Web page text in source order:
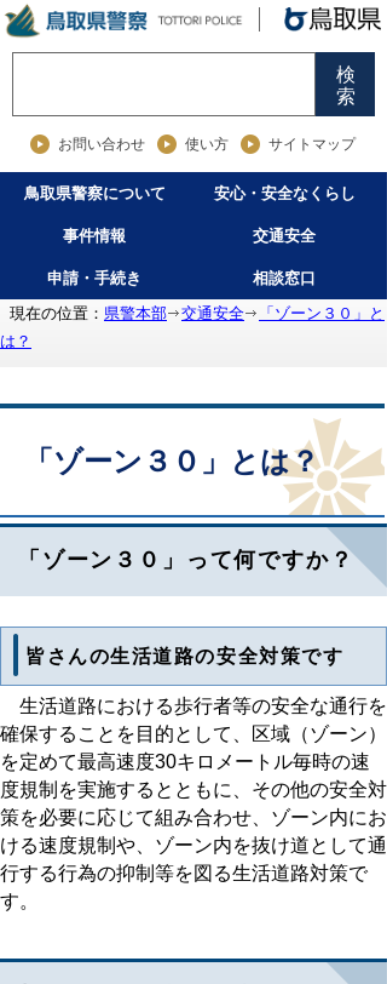
検
索
お問い合わせ 使い方 サイトマップ
鳥取県警察について 安心・安全なくらし
事件情報 交通安全
申請・手続き
相談窓口
現在の位置： 県警本部 交通安全
「ゾーン３０」と
は？
「ゾーン３０」とは？
「ゾーン３０」って何ですか？
皆さんの生活道路の安全対策です
生活道路における歩行者等の安全な通行を
確保することを目的として、区域（ゾーン）
を定めて最高速度30キロメートル毎時の速
度規制を実施するとともに、その他の安全対
策を必要に応じて組み合わせ、ゾーン内にお
ける速度規制や、ゾーン内を抜け道として通
行する行為の抑制等を図る生活道路対策で
す。